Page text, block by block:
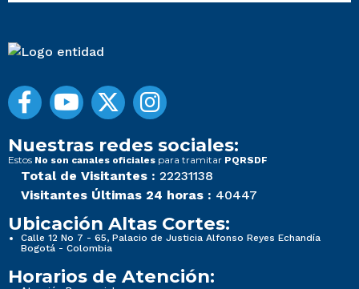
Nuestras redes sociales:
Estos No son canales oficiales para tramitar PQRSDF
Total de Visitantes : 22231138
Visitantes Últimas 24 horas : 40447
Ubicación Altas Cortes:
Calle 12 No 7 - 65, Palacio de Justicia Alfonso Reyes Echandía
Bogotá - Colombia
Horarios de Atención: